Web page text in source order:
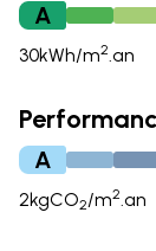
A
30kWh/m2.an
A
2kgCO2/m2.an